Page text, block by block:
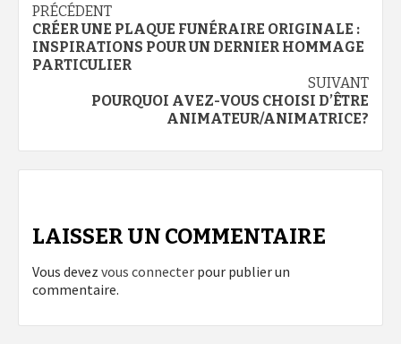
Navigation
d’article
PRÉCÉDENT
CRÉER UNE PLAQUE FUNÉRAIRE ORIGINALE :
INSPIRATIONS POUR UN DERNIER HOMMAGE
PARTICULIER
SUIVANT
POURQUOI AVEZ-VOUS CHOISI D’ÊTRE
ANIMATEUR/ANIMATRICE?
LAISSER UN COMMENTAIRE
Vous devez vous connecter pour publier un
commentaire.